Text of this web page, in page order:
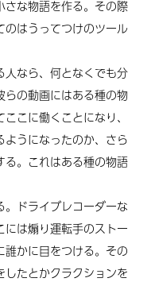
な物語を作る。その際
のはうってつけのツール
なら、何となくでも分
らの動画にはある種の物
こに働くことになり、
うになったのか、さら
る。これはある種の物語
ドライブレコーダーな
は煽り運転手のストー
かに目をつける。その
たとかクラクションを